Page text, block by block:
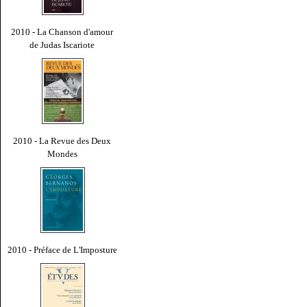
2010 - La Chanson d'amour
de Judas Iscariote
2010 - La Revue des Deux
Mondes
2010 - Préface de L'Imposture